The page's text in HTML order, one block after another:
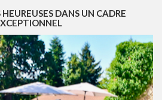
DANS UN CADRE